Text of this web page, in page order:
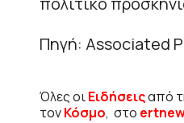
Πηγή: Associated
Όλες οιΕιδήσειςαπό
τονΚόσμο, στο